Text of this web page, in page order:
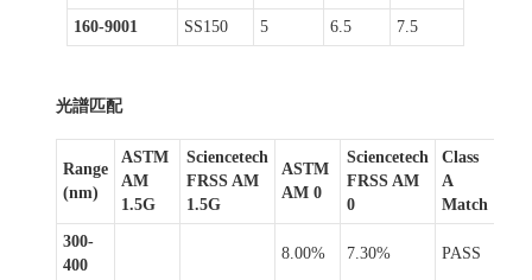
160-9001 SS150 5 6.5 7.5
光譜匹配
Range
(nm)
ASTM
AM
1.5G
Sciencetech
FRSS AM
1.5G
ASTM
AM 0
Sciencetech
FRSS AM
0
Class
A
Match
300-
400
8.00% 7.30% PASS